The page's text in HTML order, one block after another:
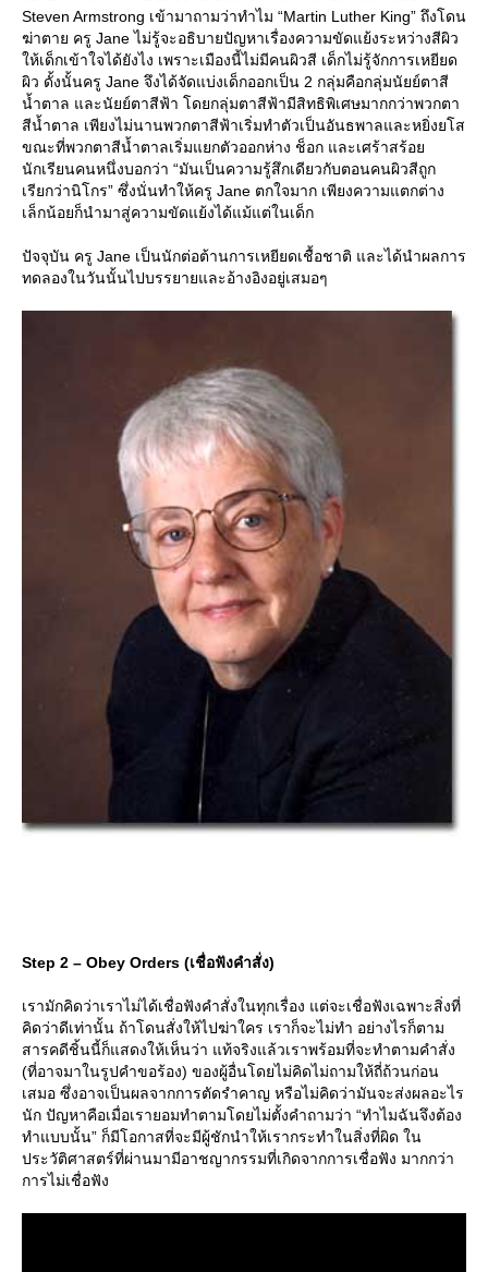
Steven Armstrong เข้ามาถามว่าทำไม “Martin Luther King” ถึงโดน
ฆ่าตาย ครู Jane ไม่รู้จะอธิบายปัญหาเรื่องความขัดแย้งระหว่างสีผิว
ห้เด็กเข้าใจได้ยังไง เพราะเมืองนี้ไม่มีคนผิวสี เด็กไม่รู้จักการเหยียด
ผิว ดั้งนั้นครู Jane จึงได้จัดแบ่งเด็กออกเป็น 2 กลุ่มคือกลุ่มนัยย์ตาสี
น้ำตาล และนัยย์ตาสีฟ้า โดยกลุ่มตาสีฟ้ามีสิทธิพิเศษมากกว่าพวกตา
สีน้ำตาล เพียงไม่นานพวกตาสีฟ้าเริ่มทำตัวเป็นอันธพาลและหยิ่งยโส
ขณะที่พวกตาสีน้ำตาลเริ่มแยกตัวออกห่าง ช็อก และเศร้าสร้อ
นักเรียนคนหนึ่งบอกว่า “มันเป็นความรู้สึกเดียวกับตอนคนผิวสีถูก
เรียกว่านิโกร” ซึ่งนั่นทำให้ครู Jane ตกใจมาก เพียงความแตกต่าง
เล็กน้อยก็นำมาสู่ความขัดแย้งได้แม้แต่ในเด็ก
ปัจจุบัน ครู Jane เป็นนักต่อต้านการเหยียดเชื้อชาติ และได้นำผลการ
ทดลองในวันนั้นไปบรรยายและอ้างอิงอยู่เสมอๆ
Step 2 – Obey Orders (เชื่อฟังคำสั่ง)
เรามักคิดว่าเราไม่ได้เชื่อฟังคำสั่งในทุกเรื่อง แต่จะเชื่อฟังเฉพาะสิ่งที่
คิดว่าดีเท่านั้น ถ้าโดนสั่งให้ไปฆ่าใคร เราก็จะไม่ทำ อย่างไรก็ตาม
สารคดีชิ้นนี้ก็แสดงให้เห็นว่า แท้จริงแล้วเราพร้อมที่จะทำตามคำสั่ง
(ที่อาจมาในรูปคำขอร้อง) ของผู้อื่นโดยไม่คิดไม่ถามให้ถี่ถ้วนก่อน
เสมอ ซึ่งอาจเป็นผลจากการตัดรำคาญ หรือไม่คิดว่ามันจะส่งผลอะไร
นัก ปัญหาคือเมื่อเรายอมทำตามโดยไม่ตั้งคำถามว่า “ทำไมฉันจึงต้อง
ทำแบบนั้น” ก็มีโอกาสที่จะมีผู้ชักนำให้เรากระทำในสิ่งที่ผิด ใน
ประวัติศาสตร์ที่ผ่านมามีอาชญากรรมที่เกิดจากการเชื่อฟัง มากกว่า
การไม่เชื่อฟัง